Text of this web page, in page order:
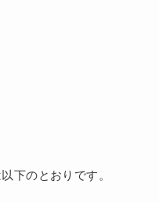
下のとおりです。